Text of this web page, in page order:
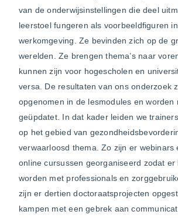
van de onderwijsinstellingen die deel
leerstoel fungeren als voorbeeldfiguren
werkomgeving. Ze bevinden zich op de
werelden. Ze brengen thema’s naar
kunnen zijn voor hogescholen en
versa. De resultaten van ons onderzoek
opgenomen in de lesmodules en worden
geüpdatet. In dat kader leiden we
op het gebied van
verwaarloosd thema. Zo zijn er webinars
online cursussen georganiseerd zodat er
worden met professionals en
zijn er dertien doctoraatsprojecten
kampen met een gebrek aan